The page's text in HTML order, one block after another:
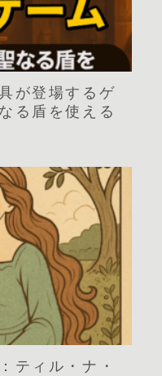
が登場するゲ
る盾を使える
ティル・ナ・